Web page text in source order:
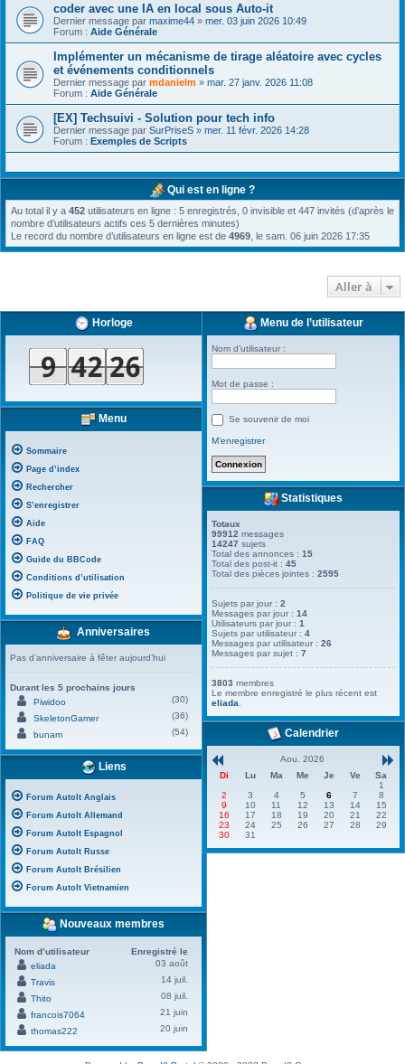
coder avec une IA en local sous Auto-it
Dernier message par maxime44 » mer. 03 juin 2026 10:49
Forum : Aide Générale
Implémenter un mécanisme de tirage aléatoire avec cycles
et événements conditionnels
Dernier message par mdanielm » mar. 27 janv. 2026 11:08
Forum : Aide Générale
[EX] Techsuivi - Solution pour tech info
Dernier message par SurPriseS » mer. 11 févr. 2026 14:28
Forum : Exemples de Scripts
Qui est en ligne ?
Au total il y a 452 utilisateurs en ligne : 5 enregistrés, 0 invisible et 447 invités (d’après le
nombre d’utilisateurs actifs ces 5 dernières minutes)
Le record du nombre d’utilisateurs en ligne est de 4969 , le sam. 06 juin 2026 17:35
Aller à
Horloge
Menu
Sommaire
Page d’index
Rechercher
S’enregistrer
Aide
FAQ
Guide du BBCode
Conditions d’utilisation
Politique de vie privée
Anniversaires
Pas d’anniversaire à fêter aujourd’hui
Durant les 5 prochains jours
Piwidoo
(30)
SkeletonGamer
(36)
bunam
(54)
Liens
Forum AutoIt Anglais
Forum AutoIt Allemand
Forum AutoIt Espagnol
Forum AutoIt Russe
Forum AutoIt Brésilien
Forum AutoIt Vietnamien
Nouveaux membres
Nom d’utilisateur
Enregistré le
eliada
03 août
Travis
14 juil.
Thito
08 juil.
francois7064
21 juin
thomas222
20 juin
Menu de l’utilisateur
Nom d’utilisateur :
Mot de passe :
Se souvenir de moi
M’enregistrer
Statistiques
Totaux
99912 messages
14247 sujets
Total des annonces :15
Total des post-it :45
Total des pièces jointes :2595
Sujets par jour :2
Messages par jour :14
Utilisateurs par jour :1
Sujets par utilisateur :4
Messages par utilisateur :26
Messages par sujet :7
3803 membres
Le membre enregistré le plus récent est
eliada
Calendrier
Aou. 2026
Di
Lu Ma Me Je Ve
Sa
1
2
3 4 5 6 7
8
9
10 11 12 13 14
15
16
17 18 19 20 21
22
23
24 25 26 27 28
29
30
31